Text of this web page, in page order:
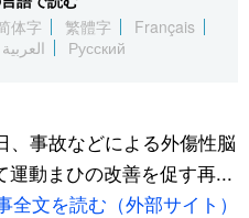
体字 繁體字
Français
العربية Русский
、事故などによる外傷性脳
動まひの改善を促す再...
全文を読む（外部サイト）